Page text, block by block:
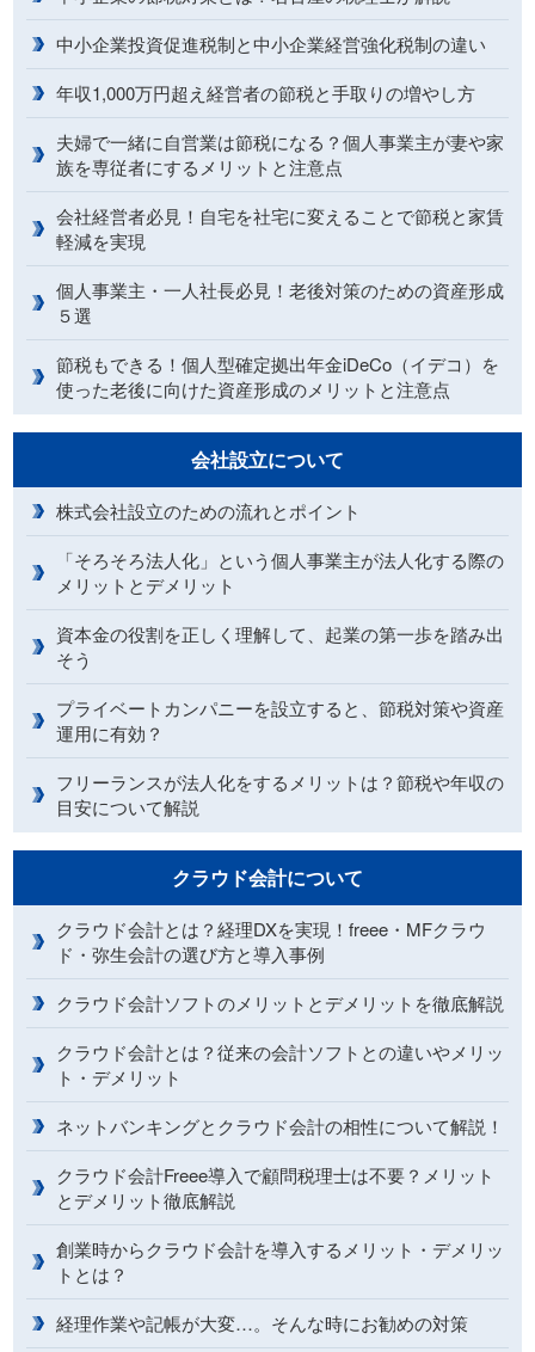
中小企業投資促進税制と中小企業経営強化税制の違い
年収1,000万円超え経営者の節税と手取りの増やし方
夫婦で一緒に自営業は節税になる？個人事業主が妻や家
族を専従者にするメリットと注意点
会社経営者必見！自宅を社宅に変えることで節税と家賃
軽減を実現
個人事業主・一人社長必見！老後対策のための資産形成
５選
節税もできる！個人型確定拠出年金iDeCo（イデコ）を
使った老後に向けた資産形成のメリットと注意点
会社設立について
株式会社設立のための流れとポイント
「そろそろ法人化」という個人事業主が法人化する際の
メリットとデメリット
資本金の役割を正しく理解して、起業の第一歩を踏み出
そう
プライベートカンパニーを設立すると、節税対策や資産
運用に有効？
フリーランスが法人化をするメリットは？節税や年収の
目安について解説
クラウド会計について
クラウド会計とは？経理DXを実現！freee・MFクラウ
ド・弥生会計の選び方と導入事例
クラウド会計ソフトのメリットとデメリットを徹底解説
クラウド会計とは？従来の会計ソフトとの違いやメリッ
ト・デメリット
ネットバンキングとクラウド会計の相性について解説！
クラウド会計Freee導入で顧問税理士は不要？メリット
とデメリット徹底解説
創業時からクラウド会計を導入するメリット・デメリッ
トとは？
経理作業や記帳が大変…。そんな時にお勧めの対策